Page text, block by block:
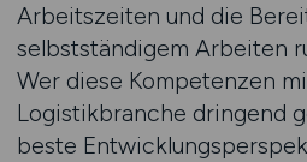
Arbeitszeiten und die
selbstständigem Arbeiten
Wer diese Kompetenzen
Logistikbranche dringend
beste